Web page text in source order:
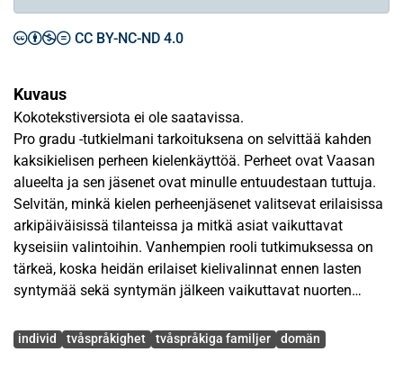
CC BY-NC-ND 4.0
Kuvaus
Kokotekstiversiota ei ole saatavissa.
Pro gradu -tutkielmani tarkoituksena on selvittää kahden
kaksikielisen perheen kielenkäyttöä. Perheet ovat Vaasan
alueelta ja sen jäsenet ovat minulle entuudestaan tuttuja.
Selvitän, minkä kielen perheenjäsenet valitsevat erilaisissa
arkipäiväisissä tilanteissa ja mitkä asiat vaikuttavat
kyseisiin valintoihin. Vanhempien rooli tutkimuksessa on
tärkeä, koska heidän erilaiset kielivalinnat ennen lasten
syntymää sekä syntymän jälkeen vaikuttavat nuorten
selvittää vanhempien sekä nuorten asenteita
Avainsanat
individ tvåspråkighet tvåspråkiga familjer domän